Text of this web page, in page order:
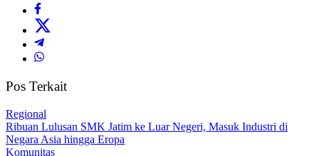
Pos Terkait
Regional
Ribuan Lulusan SMK Jatim ke Luar Negeri, Masuk Industri di
Negara Asia hingga Eropa
Komunitas